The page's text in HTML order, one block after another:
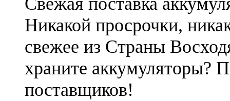
Никакой просрочки,
свежее из Страны
храните аккумуляторы?
поставщиков!